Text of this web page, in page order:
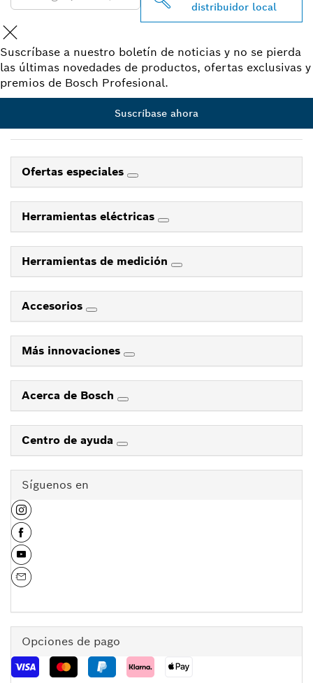
distribuidor local
Suscríbase a nuestro boletín de noticias y no se pierda
las últimas novedades de productos, ofertas exclusivas y
premios de Bosch Profesional.
Suscríbase ahora
Ofertas especiales
Herramientas eléctricas
Herramientas de medición
Accesorios
Más innovaciones
Acerca de Bosch
Centro de ayuda
Síguenos en
Opciones de pago